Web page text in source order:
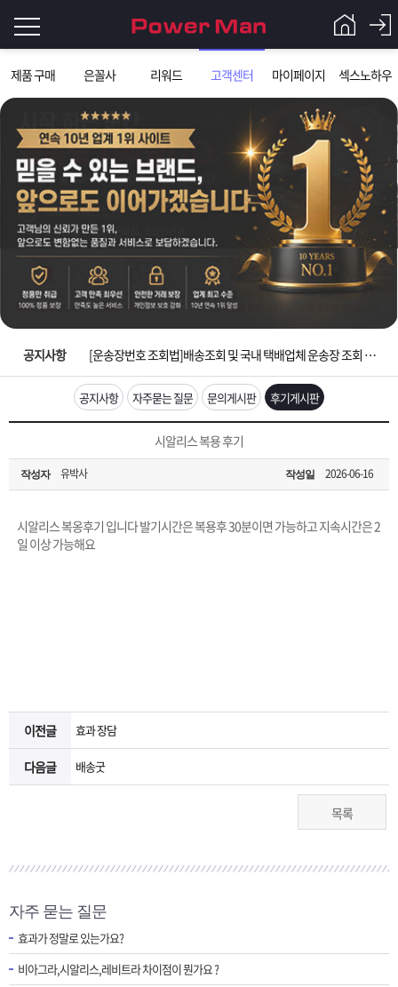
제품 구매 은꼴사 리워드 고객센터 마이페이지 섹스노하우
그
인
이
필
요
니
로
Q&A
파
워
맨
제
품
은
노
하
객
센
마
이
주
공지사항
입금확인이 안되는 상황을 대비해 꼭 입금후 고객센터 연락바랍니다.
[2026구정 연휴]설 연휴 배송 및 휴무 안내
[운송장번호 조회법]배송조회 및 국내 택배업체 운송장 조회 하는법
[ios앱 오픈]아이폰 고객 앱설치 가능합니다.
[무인택배함 이용 안내] 집 밖에 주소로 택배 받기
입금확인이 안되는 상황을 대비해 꼭 입금후 고객센터 연락바랍니다.
[2026구정 연휴]설 연휴 배송 및 휴무 안내
공지사항 자주묻는 질문 문의게시판 후기게시판
시알리스 복용 후기
작성자 유박사 작성일 2026-06-16
시알리스 복옹후기 입니다 발기시간은 복용후 30분이면 가능하고 지속시간은 2
일 이상 가능해요
이전글 효과 장담
다음글 배송굿
목록
자주 묻는 질문
효과가 정말로 있는가요?
비아그라,시알리스,레비트라 차이점이 뭔가요 ?